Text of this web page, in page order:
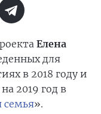
Елена
для
в 2018 году и
2019 год в
семья».